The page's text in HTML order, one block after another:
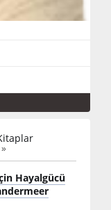
Hayalgücü